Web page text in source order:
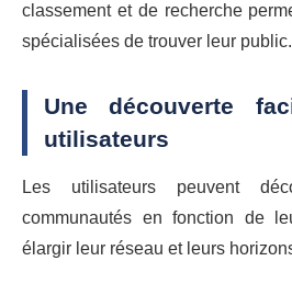
classement et de recherche
spécialisées de trouver leur public.
Une découverte
utilisateurs
Les utilisateurs peuvent
communautés en fonction de
élargir leur réseau et leurs